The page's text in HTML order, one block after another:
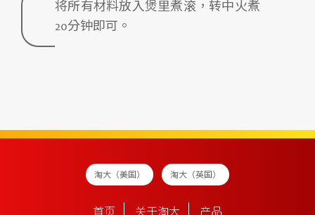
将所有材料放入煲里煮滚，转中火煮
20分钟即可。
淘大（美国） 淘大（英国）